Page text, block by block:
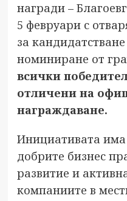
награди –
5 февруари с
за
номиниране от
всички
отличени на
награждаване.
Инициативата
добрите бизнес
развитие и
компаниите в